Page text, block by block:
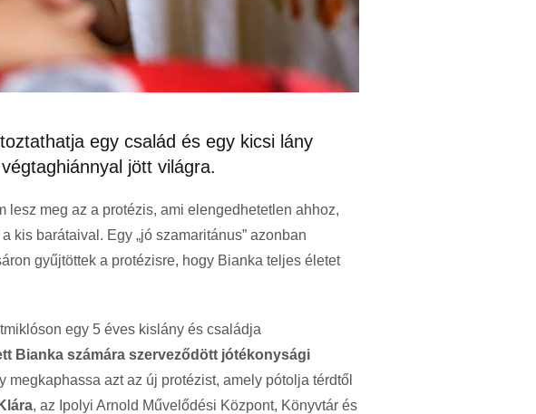
egy család és egy kicsi lány
jött világra.
lesz meg az a protézis, ami elengedhetetlen ahhoz,
kis barátaival. Egy „jó szamaritánus” azonban
gyűjtöttek a protézisre, hogy Bianka teljes életet
egy 5 éves kislány és családja
Bianka számára szerveződött jótékonysági
megkaphassa azt az új protézist, amely pótolja térdtől
, az Ipolyi Arnold Művelődési Központ, Könyvtár és